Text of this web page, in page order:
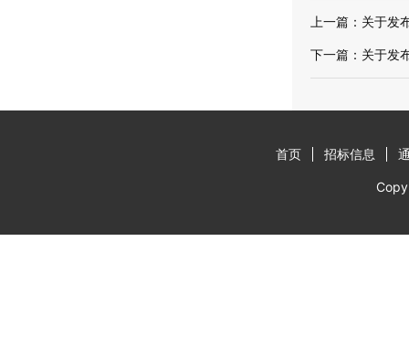
上一篇： 关于发
下一篇： 关于发
首页 招标信息